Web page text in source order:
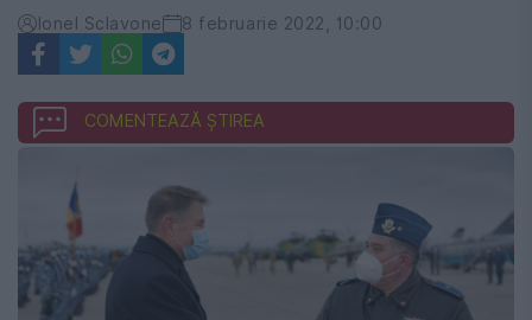
Ionel Sclavone 8 februarie 2022, 10:00
COMENTEAZĂ ȘTIREA